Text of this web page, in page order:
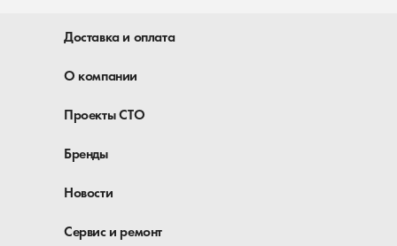
Доставка и оплата
О компании
Проекты СТО
Бренды
Новости
Сервис и ремонт